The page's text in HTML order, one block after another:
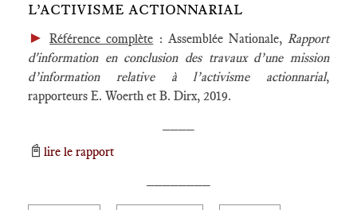
L’ACTIVISME ACTIONNARIAL
►Référence complète : Assemblée Nationale,Rapport
d'information en conclusion des travaux d’une mission
d’information relative à l’activisme actionnarial,
rapporteurs E. Woerth et B. Dirx, 2019.
📓 lire le rapport